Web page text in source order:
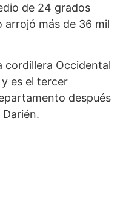
de 24 grados
arrojó más de 36 mil
cordillera Occidental
y es el tercer
después